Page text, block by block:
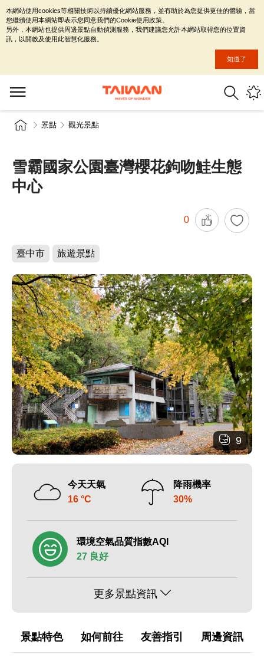
景點 觀光景點
雪霸國家公園臺灣櫻花鉤吻鮭生態
中心
0
臺中市 旅遊景點
9
今天天氣
16 °C
降雨機率
30%
環境空氣品質指數AQI
27 良好
更多景點資訊
景點特色 如何前往 友善指引 周邊資訊
本網站使用cookies等相關技術以持續優化網站服務，並有助於為您提供更佳的體驗，當
您繼續使用本網站即表示您同意我們的Cookie使用政策。
另外，本網站也提供周邊景點自動偵測服務，我們建議您允許本網站取得您的位置資
訊，以開啟及使用此智慧化服務。
知道了